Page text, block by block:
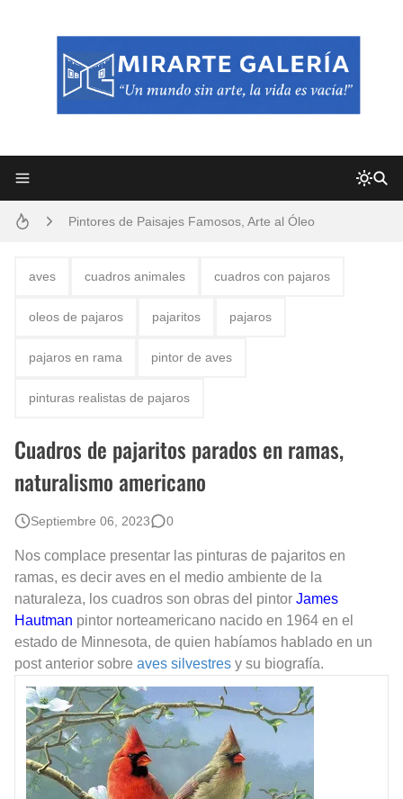
Pintores de Paisajes Famosos, Arte al Óleo
Que significan los cuadros de negras africanas?
El mundo del arte en pintura surrealista
aves cuadros animales cuadros con pajaros
oleos de pajaros pajaritos pajaros
pajaros en rama pintor de aves
pinturas realistas de pajaros
Cuadros de pajaritos parados en ramas,
naturalismo americano
Septiembre 06, 2023 0
Nos complace presentar las pinturas de pajaritos en
ramas, es decir aves en el medio ambiente de la
naturaleza, los cuadros son obras del pintor James
Hautman pintor norteamericano nacido en 1964 en el
estado de Minnesota, de quien habíamos hablado en un
post anterior sobre aves silvestres y su biografía.